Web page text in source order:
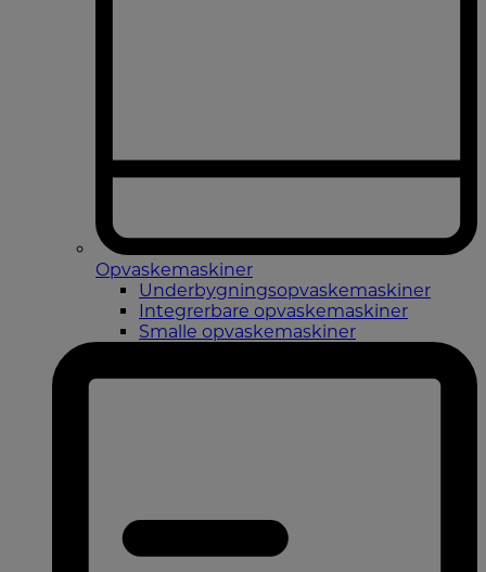
Opvaskemaskiner
Underbygningsopvaskemaskiner
Integrerbare opvaskemaskiner
Smalle opvaskemaskiner